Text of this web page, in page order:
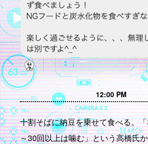
12:00 PM
十割そばに納豆を乗せて食べる。
～30回以上は噛む」という高橋氏